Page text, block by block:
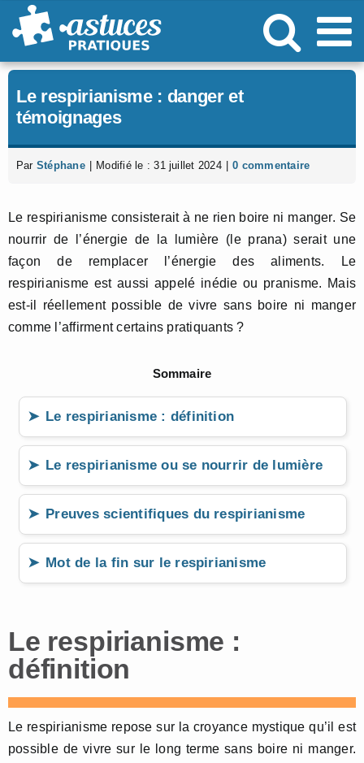
Passer
au
Le respirianisme : danger et
témoignages
Par Stéphane Modifié le : 31 juillet 2024 0 commentaire
Le respirianisme consisterait à ne rien boire ni manger. Se
nourrir de l’énergie de la lumière (le prana) serait une
façon de remplacer l’énergie des aliments. Le
respirianisme est aussi appelé inédie ou pranisme. Mais
est-il réellement possible de vivre sans boire ni manger
comme l’affirment certains pratiquants ?
Sommaire
Le respirianisme : définition
Le respirianisme ou se nourrir de lumière
Preuves scientifiques du respirianisme
Mot de la fin sur le respirianisme
Le respirianisme :
définition
Le respirianisme repose sur la croyance mystique qu’il est
possible de vivre sur le long terme sans boire ni manger.